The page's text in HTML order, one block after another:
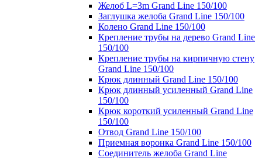
Желоб L=3m Grand Line 150/100
Заглушка желоба Grand Line 150/100
Колено Grand Line 150/100
Крепление трубы на дерево Grand Line
150/100
Крепление трубы на кирпичную стену
Grand Line 150/100
Крюк длинный Grand Line 150/100
Крюк длинный усиленный Grand Line
150/100
Крюк короткий усиленный Grand Line
150/100
Отвод Grand Line 150/100
Приемная воронка Grand Line 150/100
Соединитель желоба Grand Line